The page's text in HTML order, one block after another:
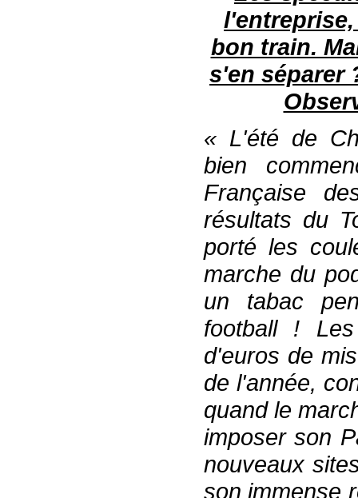
bon train.
s'en séparer
« L'été de
bien
Française
résultats du
porté les
marche du
un tabac
football !
d'euros de
de l'année,
quand le
imposer son
nouveaux
son immense